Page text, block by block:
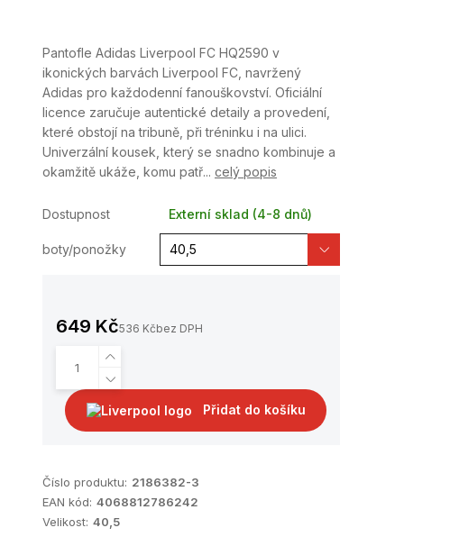
Pantofle Adidas Liverpool FC HQ2590 v
ikonických barvách Liverpool FC, navržený
Adidas pro každodenní fanouškovství. Oficiální
licence zaručuje autentické detaily a provedení,
které obstojí na tribuně, při tréninku i na ulici.
Univerzální kousek, který se snadno kombinuje a
okamžitě ukáže, komu patř... celý popis
Dostupnost Externí sklad (4-8 dnů)
boty/ponožky
649 Kč536 Kčbez DPH
Přidat do košíku
Číslo produktu: 2186382-3
EAN kód: 4068812786242
Velikost: 40,5